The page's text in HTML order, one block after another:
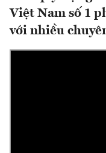
Việt Nam số 1
với nhiều